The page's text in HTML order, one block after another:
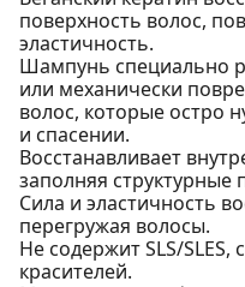
поверхность волос,
эластичность.
Шампунь специально
или механически
волос, которые остро
и спасении.
Восстанавливает
заполняя структурные
Сила и эластичность
перегружая волосы.
Не содержит SLS/SLES,
красителей.